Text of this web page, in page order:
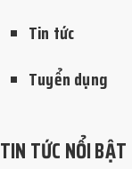
Tin tức
Tuyển dụng
TIN TỨC NỔI BẬT